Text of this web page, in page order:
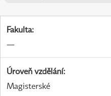
Fakulta:
—
Úroveň vzdělání:
Magisterské